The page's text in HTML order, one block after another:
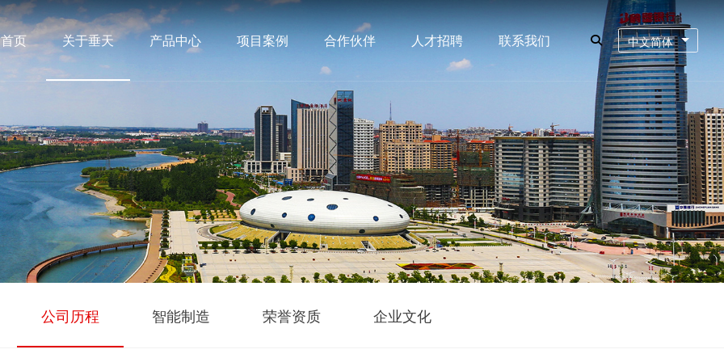
首页 关于垂天 产品中心 项目案例 合作伙伴 人才招聘 联系我们 中文简体
公司历程 智能制造 荣誉资质 企业文化